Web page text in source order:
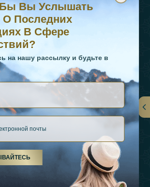
WhatsApp Нет :+442034682356
+971552944761
О Нас
Виды Отдыха
Бы Вы Услышать
Последних
В Сфере
на нашу рассылку и будьте в